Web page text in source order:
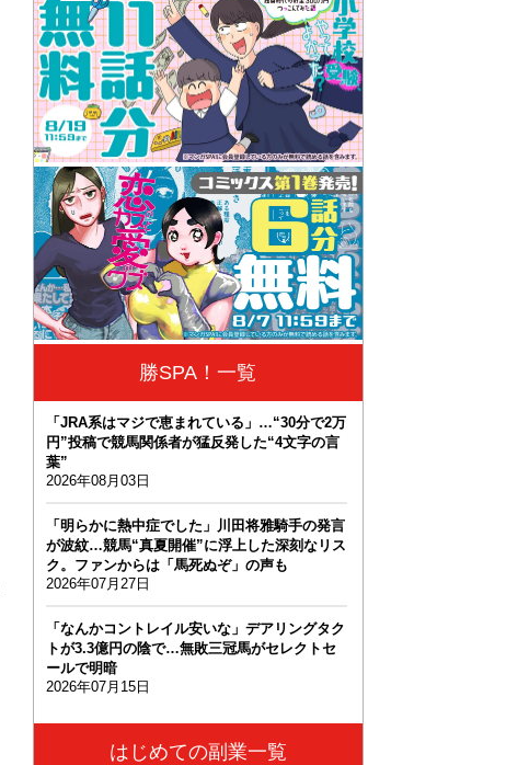
勝SPA！一覧
「JRA系はマジで恵まれている」…“30分で2万
円”投稿で競馬関係者が猛反発した“4文字の言
葉”
2026年08月03日
「明らかに熱中症でした」川田将雅騎手の発言
が波紋…競馬“真夏開催”に浮上した深刻なリス
ク。ファンからは「馬死ぬぞ」の声も
2026年07月27日
「なんかコントレイル安いな」デアリングタク
トが3.3億円の陰で…無敗三冠馬がセレクトセ
ールで明暗
2026年07月15日
はじめての副業一覧